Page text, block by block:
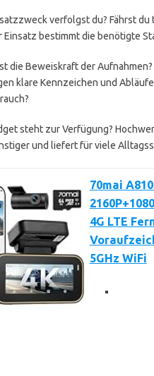
verfolgst du? Fährst
Einsatz bestimmt die benötigte
die Beweiskraft der
klare Kennzeichen und
steht zur Verfügung?
und liefert für viele
70mai
4G LTE
5GHz WiFi